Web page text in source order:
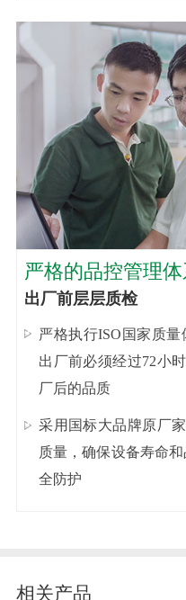
严格的品控管理体
出厂前层层质检
严格执行ISO国家质
出厂前必须经过72小
厂后的品质
采用国标大品牌原厂
质量，确保设备寿命
全防护
相关产品